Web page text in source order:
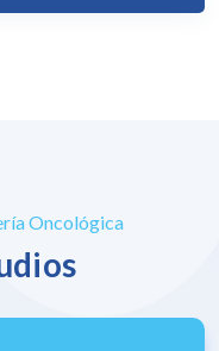
Oncológica